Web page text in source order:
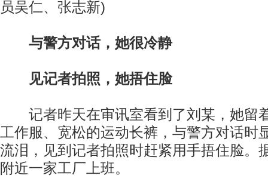
员吴仁、张志新)
与警方对话，她很冷静
见记者拍照，她捂住脸
记者昨天在审讯室看到了刘某，她留
工作服、宽松的运动长裤，与警方对话时
流泪，见到记者拍照时赶紧用手捂住脸。
附近一家工厂上班。